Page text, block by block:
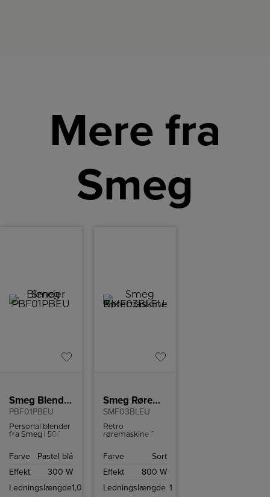
Mere fra
Smeg
Smeg Blender
PBF01PBEU
Personal blender
fra Smeg i 50ér
to hastigheder.
Farve
Pastel blå
Effekt
300 W
Ledningslængde1,0
Smeg Røremaskine
SMF03BLEU
Retro
røremaskine fra
og
Farve
Sort
Effekt
800 W
Ledningslængde 1